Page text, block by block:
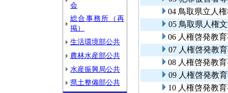
会
総合事務所（再
掲）
生活環境部公共
農林水産部公共
水産振興局公共
県土整備部公共
04 鳥取県立人
05 鳥取県人権
06 人権啓発教
07 人権啓発教
08 人権啓発教
09 人権啓発教
10 人権啓発教